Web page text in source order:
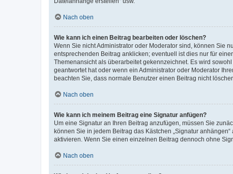
Nach oben
Wie kann ich einen Beitrag bearbeiten oder löschen?
Wenn Sie nicht Administrator oder Moderator sind, können Sie
entsprechenden Beitrag anklicken; eventuell ist dies nur für
Themenansicht als überarbeitet gekennzeichnet. Es wird
geantwortet hat oder wenn ein Administrator oder Moderator
beachten Sie, dass normale Benutzer einen Beitrag nicht
Nach oben
Wie kann ich meinem Beitrag eine Signatur anfügen?
Um eine Signatur an Ihren Beitrag anzufügen, müssen Sie
können Sie in jedem Beitrag das Kästchen „Signatur
aktivieren. Wenn Sie einen einzelnen Beitrag dennoch ohne
Nach oben